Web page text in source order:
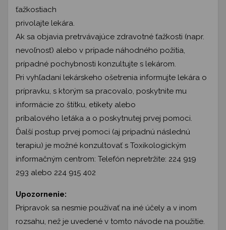
ťažkostiach
privolajte lekára.
Ak sa objavia pretrvávajúce zdravotné ťažkosti (napr.
nevoľnosť) alebo v prípade náhodného požitia,
prípadné pochybnosti konzultujte s lekárom.
Pri vyhľadaní lekárskeho ošetrenia informujte lekára o
prípravku, s ktorým sa pracovalo, poskytnite mu
informácie zo štítku, etikety alebo
príbalového letáka a o poskytnutej prvej pomoci.
Ďalší postup prvej pomoci (aj prípadnú následnú
terapiu) je možné konzultovať s Toxikologickým
informačným centrom: Telefón nepretržite: 224 919
293 alebo 224 915 402
Upozornenie:
Prípravok sa nesmie používať na iné účely a v inom
rozsahu, než je uvedené v tomto návode na použitie.